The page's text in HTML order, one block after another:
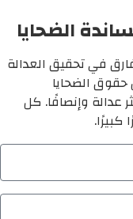
الضحايا
في تحقيق العدالة
الضحايا
عدالة وإنصافًا. كل